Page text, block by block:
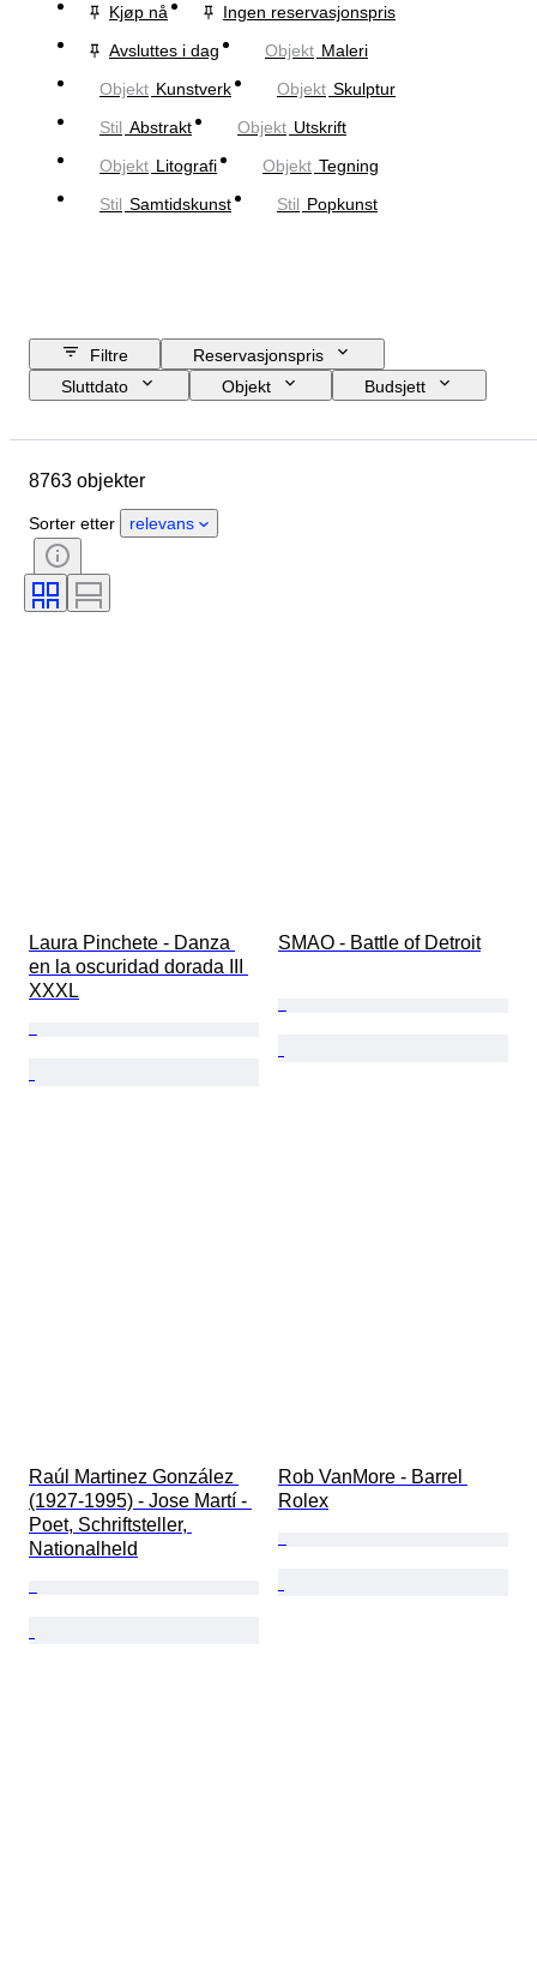
Kjøp nå
Ingen reservasjonspris
Avsluttes i dag
Objekt Maleri
Objekt Kunstverk Objekt Skulptur
Stil Abstrakt Objekt Utskrift
Objekt Litografi Objekt Tegning
Stil Samtidskunst Stil Popkunst
Filtre
Reservasjonspris
Sluttdato
Objekt
Budsjett
Periode
Solgt av
Utgave nr
8763 objekter
Sorter etter relevans
Laura Pinchete - Danza
en la oscuridad dorada III
XXXL
SMAO - Battle of Detroit
Raúl Martinez González
(1927-1995) - Jose Martí -
Poet, Schriftsteller,
Nationalheld
Rob VanMore - Barrel
Rolex